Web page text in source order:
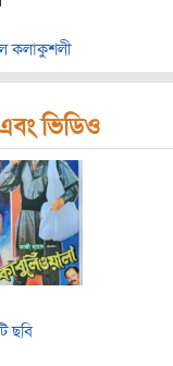
কলাকুশলী
ভিডিও
ছবি